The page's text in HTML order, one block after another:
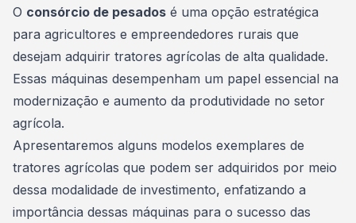
O consórcio de pesados é uma opção estratégica
para agricultores e empreendedores rurais que
desejam adquirir tratores agrícolas de alta qualidade.
Essas máquinas desempenham um papel essencial na
modernização e aumento da produtividade no setor
agrícola.
Apresentaremos alguns modelos exemplares de
tratores agrícolas que podem ser adquiridos por meio
dessa modalidade de investimento, enfatizando a
importância dessas máquinas para o sucesso das